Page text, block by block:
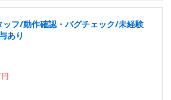
ッフ/動作確認・バグチェック/未経験
あり